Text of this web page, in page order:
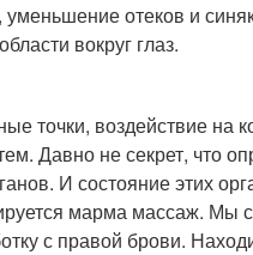
отеков и
вокруг глаз.
точки, воздействие на
Давно не секрет, что
И состояние этих
марма массаж. Мы
с правой брови.